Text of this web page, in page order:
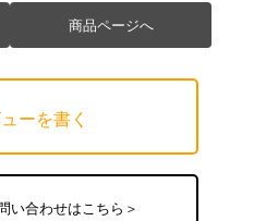
商品ページへ
ーを書く
い合わせはこちら＞